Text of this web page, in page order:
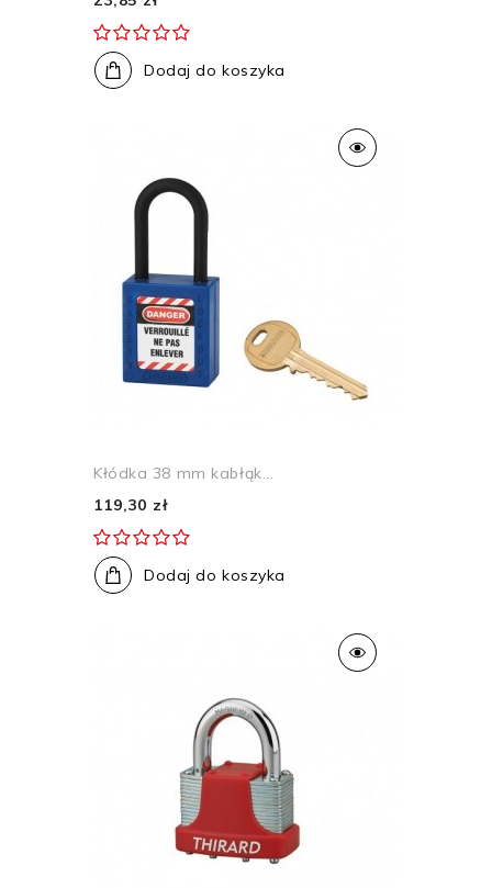
Dodaj do koszyka
Kłódka 38 mm kabłąk...
119,30 zł
Dodaj do koszyka